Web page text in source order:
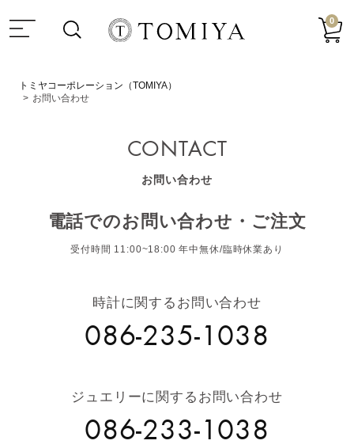
0
トミヤコーポレーション（TOMIYA）
お問い合わせ
CONTACT
お問い合わせ
電話でのお問い合わせ・ご注文
受付時間 11:00~18:00 年中無休/臨時休業あり
時計に関するお問い合わせ
086-235-1038
ジュエリーに関するお問い合わせ
086-233-1038